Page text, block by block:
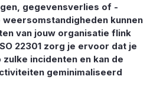
gegevensverlies of -
kunnen
van jouw organisatie flink
22301 zorg je ervoor dat je
incidenten en kan de
geminimaliseerd